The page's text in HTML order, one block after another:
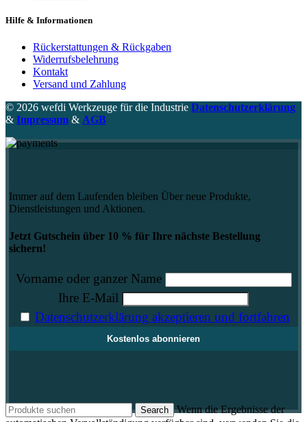
Hilfe & Informationen
Rückerstattungen & Rückgaben
Widerrufsbelehrung
Kontakt
Versand und Zahlung
© 2026 wefdi Werkzeuge für die Industrie Datenschutzerklärung
& Impressum & AGB
Immer auf dem Laufenden bleiben Über neue Produkte,
Dienstleistungen und Aktionen.
Jetzt Gutschein über 10 % für Ihre nächste Bestellung
sichern!
Vorname oder ganzer Name
Ihre E-Mail
Datenschutzerklärung akzeptieren und fortfahren
Search
Wenn die Ergebnisse der